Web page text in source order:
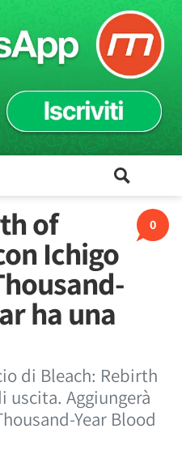
0
of
Ichigo
ha una
di Bleach: Rebirth
uscita. Aggiungerà
Year Blood